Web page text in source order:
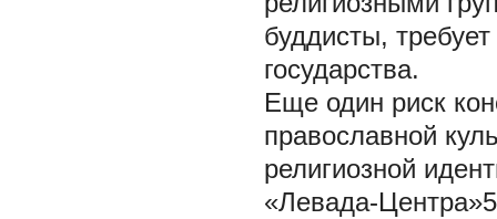
буддисты,
государства.
Еще один риск
православной
религиозной
«Левада-